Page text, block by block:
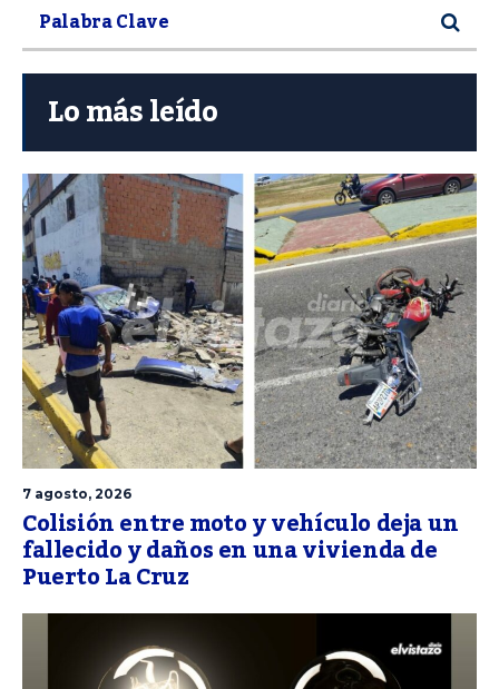
Lo más leído
7 agosto, 2026
Colisión entre moto y vehículo deja un
fallecido y daños en una vivienda de
Puerto La Cruz